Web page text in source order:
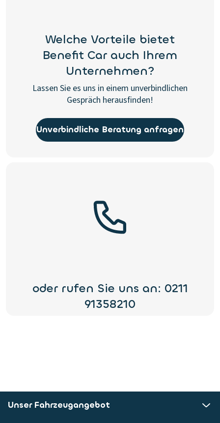
Welche Vorteile bietet
Benefit Car auch Ihrem
Unternehmen?
Lassen Sie es uns in einem unverbindlichen
Gespräch herausfinden!
Unverbindliche Beratung anfragen
oder rufen Sie uns an: 0211
91358210
Unser Fahrzeugangebot